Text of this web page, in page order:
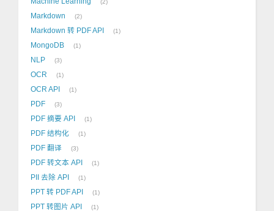
2
Markdown 2
Markdown 转 PDF API 1
MongoDB 1
NLP 3
OCR 1
OCR API 1
PDF 3
PDF 摘要 API 1
PDF 结构化 1
PDF 翻译 3
PDF 转文本 API 1
PII 去除 API 1
PPT 转 PDF API 1
PPT 转图片 API 1